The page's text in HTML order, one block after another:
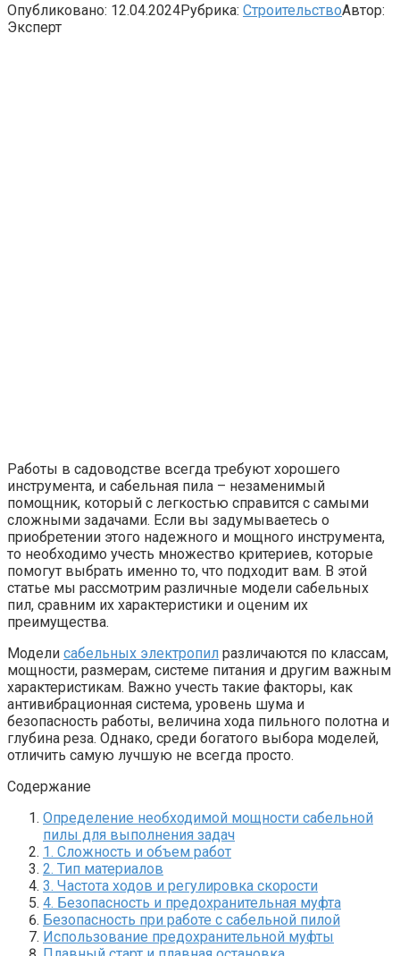
Опубликовано: 12.04.2024Рубрика: СтроительствоАвтор:
Эксперт
Работы в садоводстве всегда требуют хорошего
инструмента, и сабельная пила – незаменимый
помощник, который с легкостью справится с самыми
сложными задачами. Если вы задумываетесь о
приобретении этого надежного и мощного инструмента,
то необходимо учесть множество критериев, которые
помогут выбрать именно то, что подходит вам. В этой
статье мы рассмотрим различные модели сабельных
пил, сравним их характеристики и оценим их
преимущества.
Модели сабельных электропил различаются по классам,
мощности, размерам, системе питания и другим важным
характеристикам. Важно учесть такие факторы, как
антивибрационная система, уровень шума и
безопасность работы, величина хода пильного полотна и
глубина реза. Однако, среди богатого выбора моделей,
отличить самую лучшую не всегда просто.
Содержание
Определение необходимой мощности сабельной
пилы для выполнения задач
1. Сложность и объем работ
2. Тип материалов
3. Частота ходов и регулировка скорости
4. Безопасность и предохранительная муфта
Безопасность при работе с сабельной пилой
Использование предохранительной муфты